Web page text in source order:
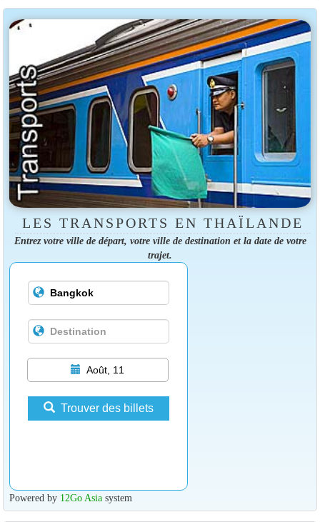
LES TRANSPORTS EN THAÏLANDE
Entrez votre ville de départ, votre ville de destination et la date de votre
trajet.
Août, 11
Trouver des billets
Powered by 12Go Asiasystem